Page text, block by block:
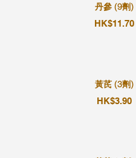
丹參 (9劑)
HK$11.70
黃芪 (3劑)
HK$3.90